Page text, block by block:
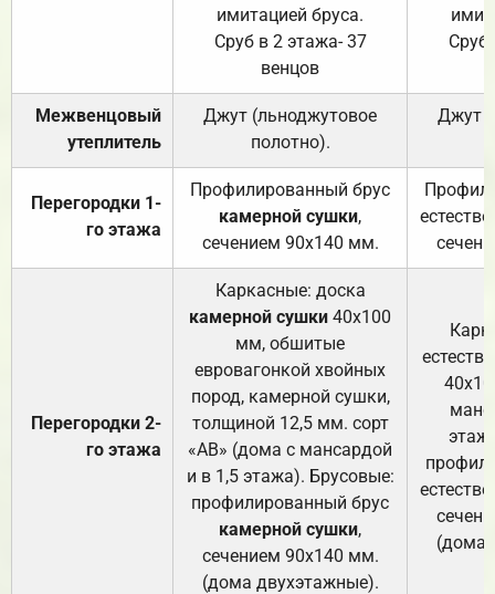
имитацией бруса.
Сруб в 2 этажа- 37
венцов
Сруб
Межвенцовый
утеплитель
Джут (льноджутовое
полотно).
Джут
Перегородки 1-
го этажа
Профилированный брус
камерной сушки,
сечением 90х140 мм.
Перегородки 2-
го этажа
Каркасные: доска
камерной сушки 40х100
мм, обшитые
евровагонкой хвойных
пород, камерной сушки,
толщиной 12,5 мм. сорт
«АВ» (дома с мансардой
и в 1,5 этажа). Брусовые:
профилированный брус
камерной сушки,
сечением 90х140 мм.
(дома двухэтажные).
(дома